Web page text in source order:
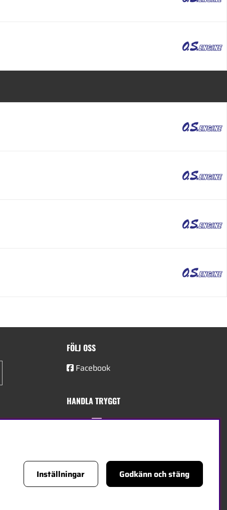
FÖLJ OSS
Facebook
HANDLA TRYGGT
Inställningar Godkänn och stäng